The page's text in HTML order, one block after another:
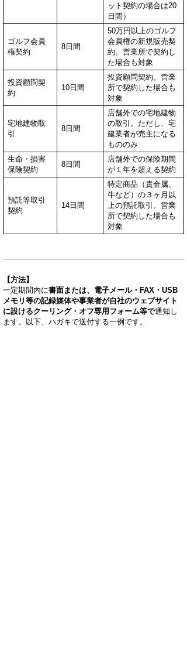
ット契約の場合は20
日間）
ゴルフ会員
権契約
8日間
50万円以上のゴルフ
会員権の新規販売契
約。営業所で契約し
た場合も対象
投資顧問契
約
10日間
投資顧問契約。営業
所で契約した場合も
対象
宅地建物取
引
8日間
店舗外での宅地建物
の取引。ただし、宅
建業者が売主になる
もののみ
生命・損害
保険契約
8日間
店舗外での保険期間
が１年を超える契約
預託等取引
契約
14日間
特定商品（貴金属、
牛など）の３ヶ月以
上の預託取引。営業
所で契約した場合も
対象
【方法】
一定期間内に書面または、電子メール・FAX・USB
メモリ等の記録媒体や事業者が自社のウェブサイト
に設けるクーリング・オフ専用フォーム等で通知し
ます。以下、ハガキで送付する一例です。